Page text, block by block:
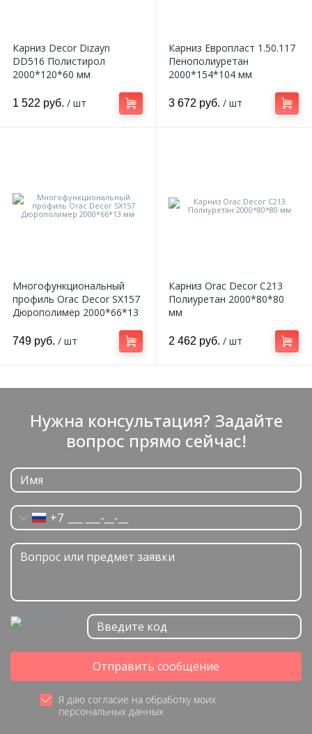
Карниз Decor Dizayn
DD516 Полистирол
2000*120*60 мм
1 522 руб. / шт
Карниз Европласт 1.50.117
Пенополиуретан
2000*154*104 мм
3 672 руб. / шт
Многофункциональный
профиль Orac Decor SX157
Дюрополимер 2000*66*13
749 руб. / шт
Карниз Orac Decor C213
Полиуретан 2000*80*80
мм
2 462 руб. / шт
Нужна консультация? Задайте
вопрос прямо сейчас!
+7
Отправить сообщение
Я даю согласие на обработку моих
персональных данных